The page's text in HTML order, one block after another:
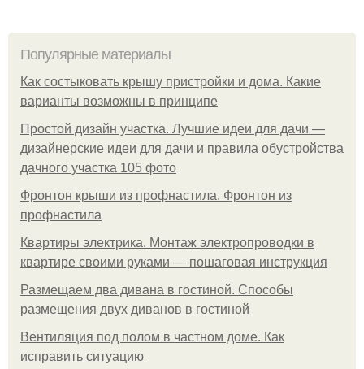
Популярные материалы
Как состыковать крышу пристройки и дома. Какие
варианты возможны в принципе
Простой дизайн участка. Лучшие идеи для дачи —
дизайнерские идеи для дачи и правила обустройства
дачного участка 105 фото
Фронтон крыши из профнастила. Фронтон из
профнастила
Квартиры электрика. Монтаж электропроводки в
квартире своими руками — пошаговая инструкция
Размещаем два дивана в гостиной. Способы
размещения двух диванов в гостиной
Вентиляция под полом в частном доме. Как
исправить ситуацию